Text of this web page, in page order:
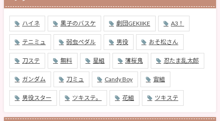
ハイネ 黒子のバスケ 劇団GEKIIKE A3！
テニミュ 弱虫ペダル 男役 おそ松さん
刀ステ 無料 星組 薄桜鬼 忍たま乱太郎
ガンダム 刀ミュ Candy Boy 宙組
男役スター ツキステ。 花組 ツキステ